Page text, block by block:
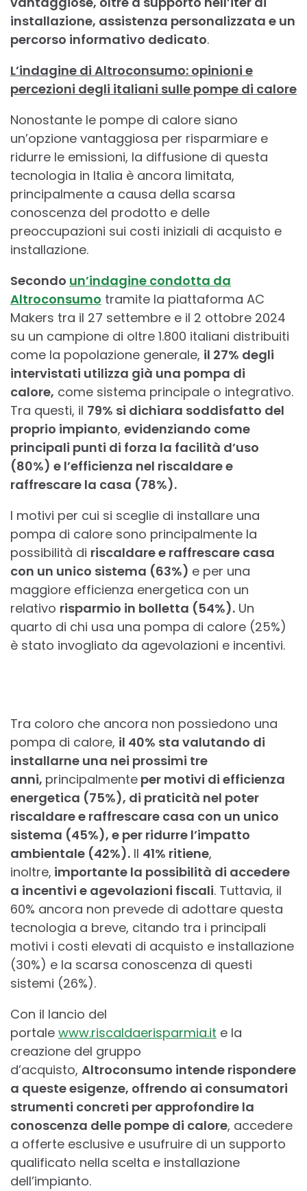
installazione, assistenza personalizzata e un
percorso informativo dedicato.
L’indagine di Altroconsumo: opinioni e
percezioni degli italiani sulle pompe di calore
Nonostante le pompe di calore siano
un’opzione vantaggiosa per risparmiare e
ridurre le emissioni, la diffusione di questa
tecnologia in Italia è ancora limitata,
principalmente a causa della scarsa
conoscenza del prodotto e delle
preoccupazioni sui costi iniziali di acquisto e
installazione.
Secondo un’indagine condotta da
Altroconsumo tramite la piattaforma AC
Makers tra il 27 settembre e il 2 ottobre 2024
su un campione di oltre 1.800 italiani distribuiti
come la popolazione generale, il 27% degli
intervistati utilizza già una pompa di
calore, come sistema principale o integrativo.
Tra questi, il 79% si dichiara soddisfatto del
proprio impianto, evidenziando come
principali punti di forza la facilità d’uso
(80%) e l’efficienza nel riscaldare e
raffrescare la casa (78%).
I motivi per cui si sceglie di installare una
pompa di calore sono principalmente la
possibilità di riscaldare e raffrescare casa
con un unico sistema (63%) e per una
maggiore efficienza energetica con un
relativo risparmio in bolletta (54%). Un
quarto di chi usa una pompa di calore (25%)
è stato invogliato da agevolazioni e incentivi.
Tra coloro che ancora non possiedono una
pompa di calore, il 40% sta valutando di
installarne una nei prossimi tre
anni, principalmente per motivi di efficienza
energetica (75%), di praticità nel poter
riscaldare e raffrescare casa con un unico
sistema (45%), e per ridurre l’impatto
ambientale (42%). Il 41% ritiene,
inoltre, importante la possibilità di accedere
a incentivi e agevolazioni fiscali. Tuttavia, il
60% ancora non prevede di adottare questa
tecnologia a breve, citando tra i principali
motivi i costi elevati di acquisto e installazione
(30%) e la scarsa conoscenza di questi
sistemi (26%).
Con il lancio del
portale www.riscaldaerisparmia.it e la
creazione del gruppo
d’acquisto, Altroconsumo intende rispondere
a queste esigenze, offrendo ai consumatori
strumenti concreti per approfondire la
conoscenza delle pompe di calore, accedere
a offerte esclusive e usufruire di un supporto
qualificato nella scelta e installazione
dell’impianto.